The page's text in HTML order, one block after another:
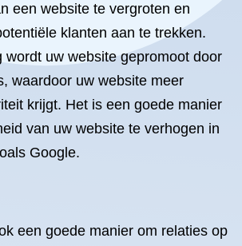
een website te vergroten en
klanten aan te trekken.
wordt uw website gepromoot door
waardoor uw website meer
krijgt. Het is een goede manier
van uw website te verhogen in
Google.
een goede manier om relaties op